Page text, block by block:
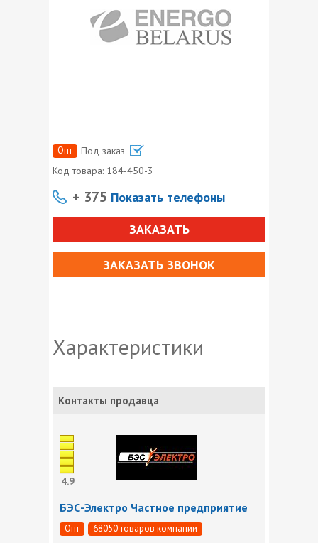
Опт
Под заказ
Код товара: 184-450-3
+ 375 Показать телефоны
ЗАКАЗАТЬ
ЗАКАЗАТЬ ЗВОНОК
Характеристики
Контакты продавца
4.9
БЭС-Электро Частное предприятие
Опт 68050 товаров компании